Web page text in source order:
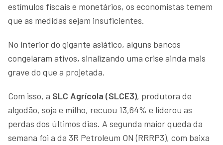
estímulos fiscais e monetários, os economistas temem
que as medidas sejam insuficientes.
No interior do gigante asiático, alguns bancos
congelaram ativos, sinalizando uma crise ainda mais
grave do que a projetada.
Com isso, a SLC Agrícola (SLCE3), produtora de
algodão, soja e milho, recuou 13,64% e liderou as
perdas dos últimos dias. A segunda maior queda da
semana foi a da 3R Petroleum ON (RRRP3), com baixa